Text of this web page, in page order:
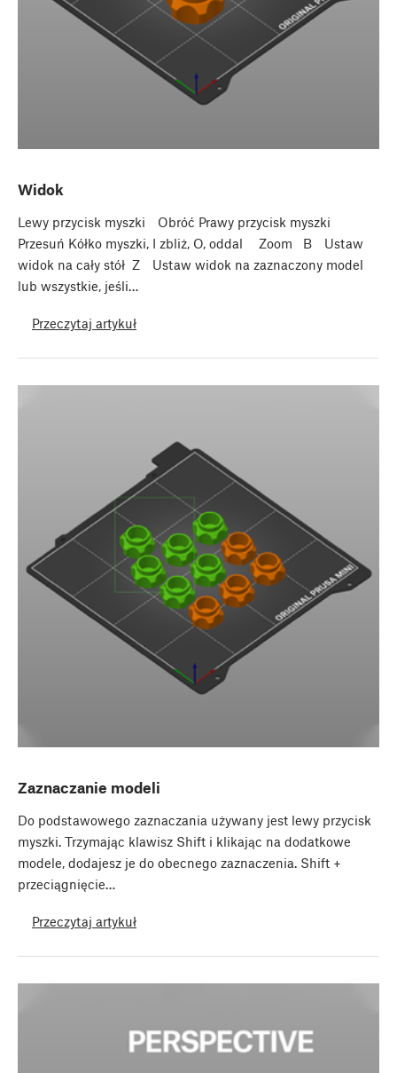
Widok
Lewy przycisk myszki Obróć Prawy przycisk myszki
Przesuń Kółko myszki, I zbliż, O, oddal Zoom B Ustaw
widok na cały stół Z Ustaw widok na zaznaczony model
lub wszystkie, jeśli…
Przeczytaj artykuł
Zaznaczanie modeli
Do podstawowego zaznaczania używany jest lewy przycisk
myszki. Trzymając klawisz Shift i klikając na dodatkowe
modele, dodajesz je do obecnego zaznaczenia. Shift +
przeciągnięcie…
Przeczytaj artykuł